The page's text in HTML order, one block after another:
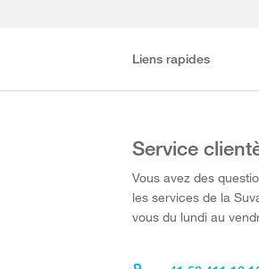
Liens rapides
Service
Vous avez des
les services de la
vous du lundi au